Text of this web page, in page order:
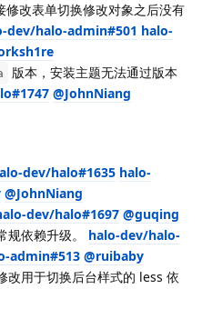
改表单切换修改对象之后没有
dev/halo-admin#501 halo-
版本，安装主题无法通过版本
@JohnNiang
dev/halo#1635 halo-
@JohnNiang
dev/halo#1697 @guqing
规依赖升级。 halo-dev/halo-
admin#513 @ruibaby
改用于切换后台样式的 less 依